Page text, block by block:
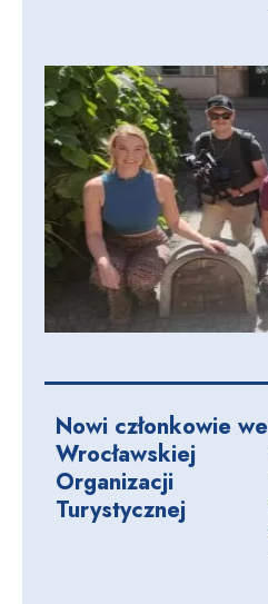
Nowi członkowie we
Wrocławskiej
Organizacji
Turystycznej